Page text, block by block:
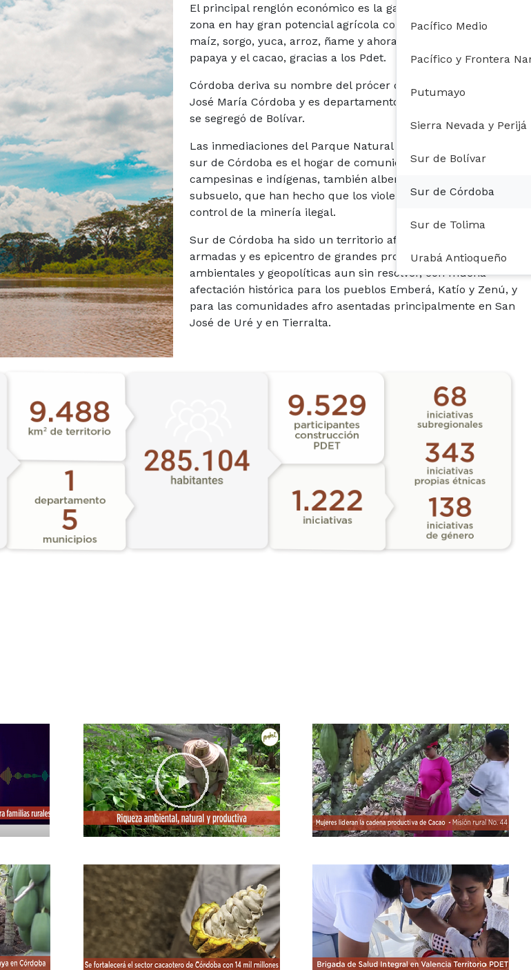
Pacífico Medio
Pacífico y Frontera
Putumayo
Sierra Nevada y Perijá
Sur de Bolívar
Sur de Córdoba
Sur de Tolima
Urabá Antioqueño
El principal renglón económico es la ganadería, pero en esta
zona en hay gran potencial agrícola con cultivos de plátano,
maíz, sorgo, yuca, arroz, ñame y ahora con énfasis en la
papaya y el cacao, gracias a los Pdet.
Córdoba deriva su nombre del prócer de a independencia
José María Córdoba y es departamento desde 1951, cuando
se segregó de Bolívar.
Las inmediaciones del Parque Natural de Paramillo, hacia el
sur de Córdoba es el hogar de comunidades afro,
campesinas e indígenas, también alberga riquezas en el
subsuelo, que han hecho que los violentos se disputen el
control de la minería ilegal.
Sur de Córdoba ha sido un territorio afectado por violencias
armadas y es epicentro de grandes problemáticas sociales,
ambientales y geopolíticas aun sin resolver, con mucha
afectación histórica para los pueblos Emberá, Katío y Zenú, y
para las comunidades afro asentadas principalmente en San
José de Uré y en Tierralta.